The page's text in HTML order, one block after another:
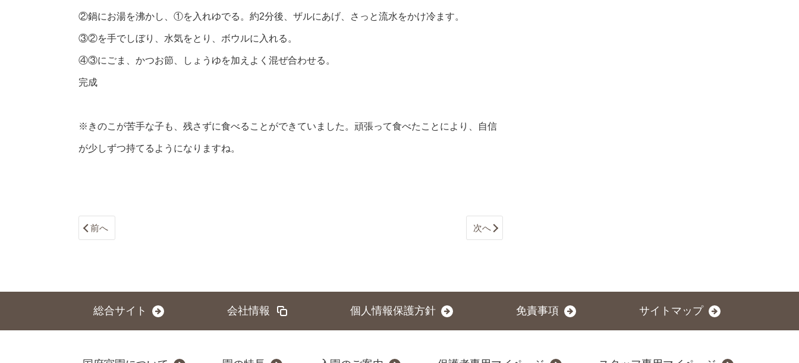
②鍋にお湯を沸かし、①を入れゆでる。約2分後、ザルにあげ、さっと流水をかけ冷ます。
③②を手でしぼり、水気をとり、ボウルに入れる。
④③にごま、かつお節、しょうゆを加えよく混ぜ合わせる。
完成
※きのこが苦手な子も、残さずに食べることができていました。頑張って食べたことにより、自信
が少しずつ持てるようになりますね。
前へ 次へ
総合サイト 会社情報 個人情報保護方針 免責事項 サイトマップ